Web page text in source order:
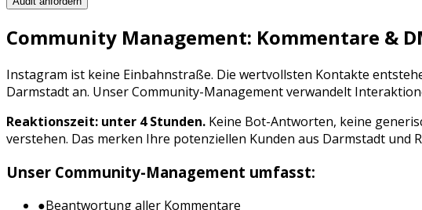
Community Management: Kommentare &
Instagram ist keine Einbahnstraße. Die wertvollsten Kontakte
Darmstadtan. Unser Community-Management verwandelt
Reaktionszeit: unter 4 Stunden. Keine Bot-Antworten, keine
verstehen. Das merken Ihre potenziellen Kunden aus Darmstadt und
Unser Community-Management umfasst:
●Beantwortung aller Kommentare